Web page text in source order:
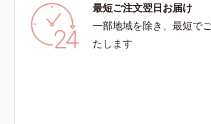
最短ご注文翌日お届け
一部地域を除き、最短で
たします